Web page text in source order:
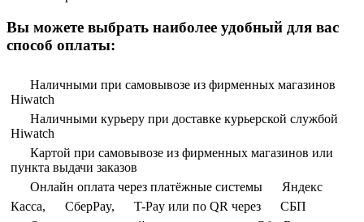
Вы можете выбрать наиболее удобный для вас
способ оплаты:
Наличными при самовывозе из фирменных магазинов
Hiwatch
Наличными курьеру при доставке курьерской службой
Hiwatch
Картой при самовывозе из фирменных магазинов или
пункта выдачи заказов
Онлайн оплата через платёжные системы
Яндекс
Касса,
СберPay, T-Pay или по QR через
СБП